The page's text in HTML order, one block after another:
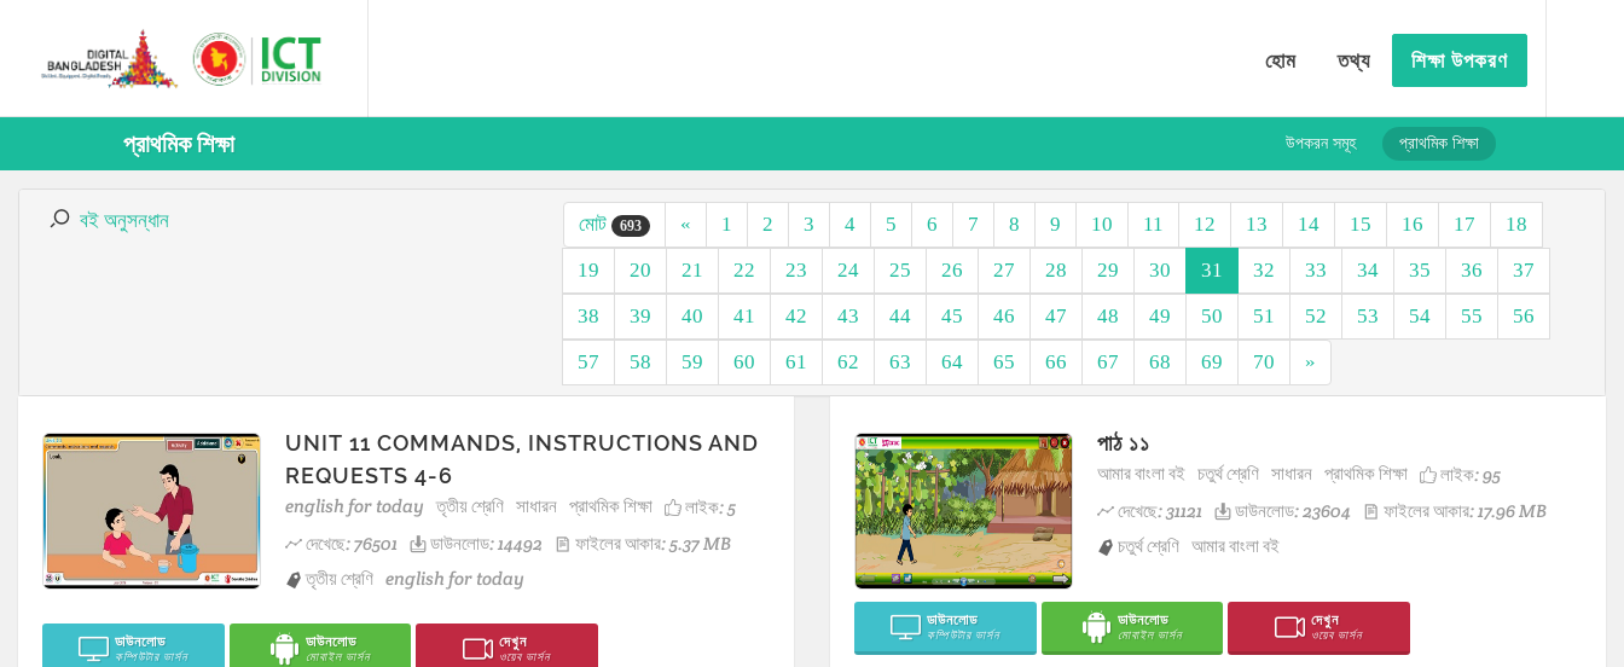
হোম তথ্য শিক্ষা উপকরণ
প্রাথমিক শিক্ষা উপকরন সমূহ প্রাথমিক শিক্ষা
বই অনুসন্ধান মোট 693 « 1 2 3 4 5 6 7 8 9 10 11 12 13 14 15 16 17
18
19
20 21 22 23 24 25 26 27 28 29 30 31 32 33 34 35 36
37
38
39 40 41 42 43 44 45 46 47 48 49 50 51 52 53 54 55
56
57
58 59 60 61 62 63 64 65 66 67 68 69 70 »
UNIT 11 COMMANDS, INSTRUCTIONS AND
REQUESTS 4-6
english for today তৃতীয় শ্রেণি সাধারন প্রাথমিক শিক্ষা লাইক:5
দেখেছে: 76501
ডাউনলোড: 14492
ফাইলের আকার: 5.37 MB
তৃতীয় শ্রেণি english for today
ডাউনলোড
কম্পিউটার ভার্সন
ডাউনলোড
মোবাইল ভার্সন
দেখুন
ওয়েব ভার্সন
পাঠ ১১
আমার বাংলা বই চতুর্থ শ্রেণি সাধারন প্রাথমিক শিক্ষা লাইক:95
দেখেছে: 31121
ডাউনলোড: 23604
ফাইলের আকার: 17.96 MB
চতুর্থ শ্রেণি আমার বাংলা বই
ডাউনলোড
কম্পিউটার ভার্সন
ডাউনলোড
মোবাইল ভার্সন
দেখুন
ওয়েব ভার্সন